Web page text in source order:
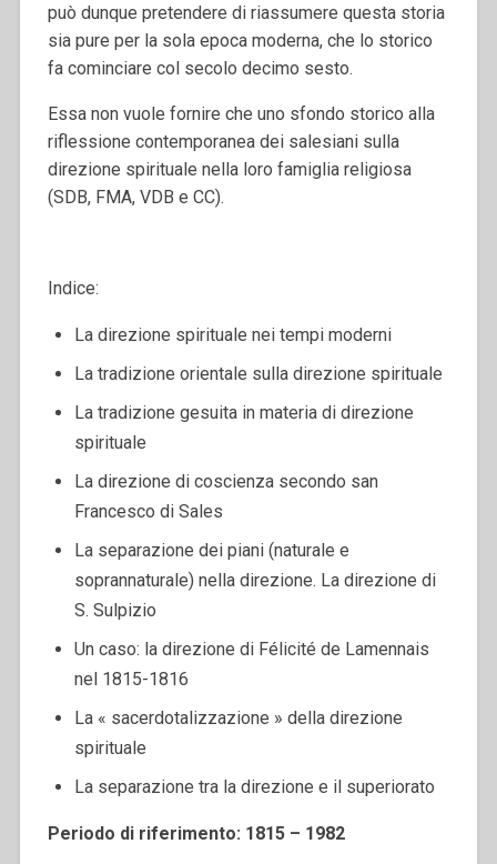
può dunque pretendere di riassumere questa storia
sia pure per la sola epoca moderna, che lo storico
fa cominciare col secolo decimo sesto.
Essa non vuole fornire che uno sfondo storico alla
riflessione contemporanea dei salesiani sulla
direzione spirituale nella loro famiglia religiosa
(SDB, FMA, VDB e CC).
Indice:
La direzione spirituale nei tempi moderni
La tradizione orientale sulla direzione spirituale
La tradizione gesuita in materia di direzione
spirituale
La direzione di coscienza secondo san
Francesco di Sales
La separazione dei piani (naturale e
soprannaturale) nella direzione. La direzione di
S. Sulpizio
Un caso: la direzione di Félicité de Lamennais
nel 1815-1816
La « sacerdotalizzazione » della direzione
spirituale
La separazione tra la direzione e il superiorato
Periodo di riferimento: 1815 – 1982